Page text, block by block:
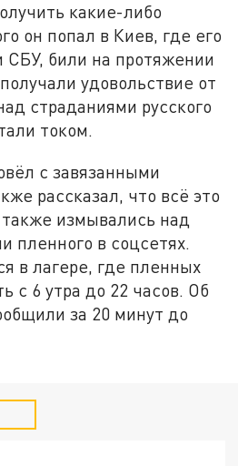
какие-либо
он попал в Киев, где его
СБУ, били на протяжении
удовольствие от
страданиями русского
током.
с завязанными
рассказал, что всё это
измывались над
пленного в соцсетях.
в лагере, где пленных
с 6 утра до 22 часов. Об
за 20 минут до